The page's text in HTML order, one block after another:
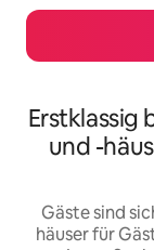
Erstklassig
und -
Gäste sind
häuser für